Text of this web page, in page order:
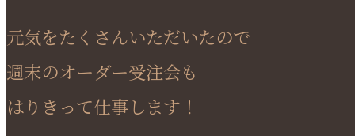
元気をたくさんいただいたので
週末のオーダー受注会も
はりきって仕事します！